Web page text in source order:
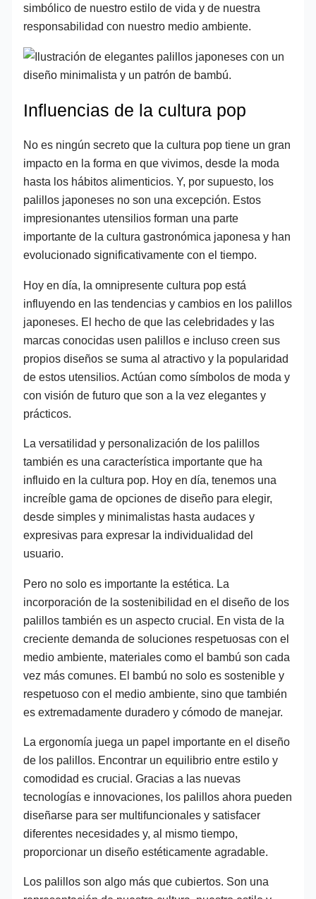
simbólico de nuestro estilo de vida y de nuestra
responsabilidad con nuestro medio ambiente.
Influencias de la cultura pop
No es ningún secreto que la cultura pop tiene un gran
impacto en la forma en que vivimos, desde la moda
hasta los hábitos alimenticios. Y, por supuesto, los
palillos japoneses no son una excepción. Estos
impresionantes utensilios forman una parte
importante de la cultura gastronómica japonesa y han
evolucionado significativamente con el tiempo.
Hoy en día, la omnipresente cultura pop está
influyendo en las tendencias y cambios en los palillos
japoneses. El hecho de que las celebridades y las
marcas conocidas usen palillos e incluso creen sus
propios diseños se suma al atractivo y la popularidad
de estos utensilios. Actúan como símbolos de moda y
con visión de futuro que son a la vez elegantes y
prácticos.
La versatilidad y personalización de los palillos
también es una característica importante que ha
influido en la cultura pop. Hoy en día, tenemos una
increíble gama de opciones de diseño para elegir,
desde simples y minimalistas hasta audaces y
expresivas para expresar la individualidad del
usuario.
Pero no solo es importante la estética. La
incorporación de la sostenibilidad en el diseño de los
palillos también es un aspecto crucial. En vista de la
creciente demanda de soluciones respetuosas con el
medio ambiente, materiales como el bambú son cada
vez más comunes. El bambú no solo es sostenible y
respetuoso con el medio ambiente, sino que también
es extremadamente duradero y cómodo de manejar.
La ergonomía juega un papel importante en el diseño
de los palillos. Encontrar un equilibrio entre estilo y
comodidad es crucial. Gracias a las nuevas
tecnologías e innovaciones, los palillos ahora pueden
diseñarse para ser multifuncionales y satisfacer
diferentes necesidades y, al mismo tiempo,
proporcionar un diseño estéticamente agradable.
Los palillos son algo más que cubiertos. Son una